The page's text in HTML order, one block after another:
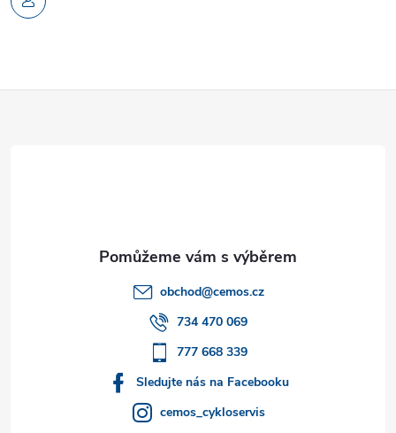
obchod@cemos.cz
734 470 069
777 668 339
Sledujte nás na Facebooku
cemos_cykloservis